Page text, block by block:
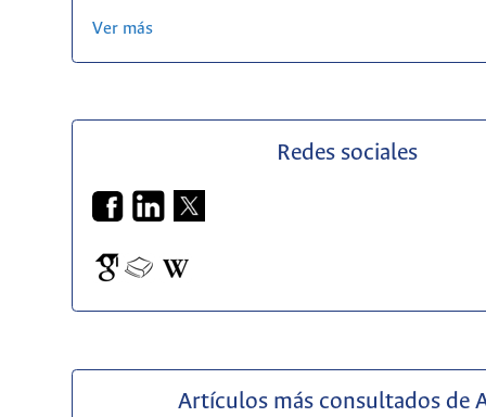
Ver más
Redes sociales
Artículos más consultados de